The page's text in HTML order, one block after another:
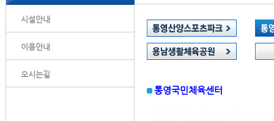
시설안내
이용안내
오시는길
통영국민체육센터